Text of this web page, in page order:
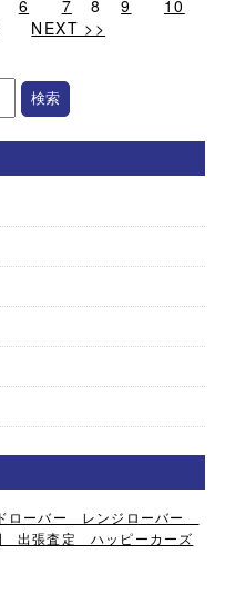
6 7 8 9
10
NEXT >>
ローバー レンジローバー
出張査定 ハッピーカーズ